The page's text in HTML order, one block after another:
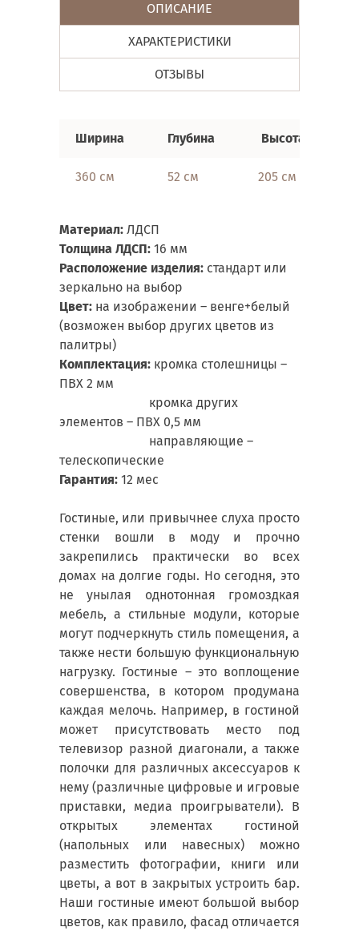
ОПИСАНИЕ
ХАРАКТЕРИСТИКИ
ОТЗЫВЫ
Ширина Глубина Высота
360 см 52 см 205 см
Материал: ЛДСП
Толщина ЛДСП: 16 мм
Расположение изделия: стандарт или
зеркально на выбор
Цвет: на изображении – венге+белый
(возможен выбор других цветов из
палитры)
Комплектация: кромка столешницы –
ПВХ 2 мм
кромка других
элементов – ПВХ 0,5 мм
направляющие –
телескопические
Гарантия: 12 мес
Гостиные, или привычнее слуха просто
стенки вошли в моду и прочно
закрепились практически во всех
домах на долгие годы. Но сегодня, это
не унылая однотонная громоздкая
мебель, а стильные модули, которые
могут подчеркнуть стиль помещения, а
также нести большую функциональную
нагрузку. Гостиные – это воплощение
совершенства, в котором продумана
каждая мелочь. Например, в гостиной
может присутствовать место под
телевизор разной диагонали, а также
полочки для различных аксессуаров к
нему (различные цифровые и игровые
приставки, медиа проигрыватели). В
открытых элементах гостиной
(напольных или навесных) можно
разместить фотографии, книги или
цветы, а вот в закрытых устроить бар.
Наши гостиные имеют большой выбор
цветов, как правило, фасад отличается